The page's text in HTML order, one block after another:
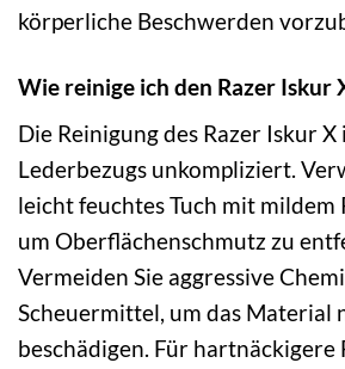
körperliche Beschwerden
Wie reinige ich den Razer Iskur
Die Reinigung des Razer Iskur X
Lederbezugs unkompliziert.
leicht feuchtes Tuch mit mildem
um Oberflächenschmutz zu
Vermeiden Sie aggressive
Scheuermittel, um das Material
beschädigen. Für hartnäckigere